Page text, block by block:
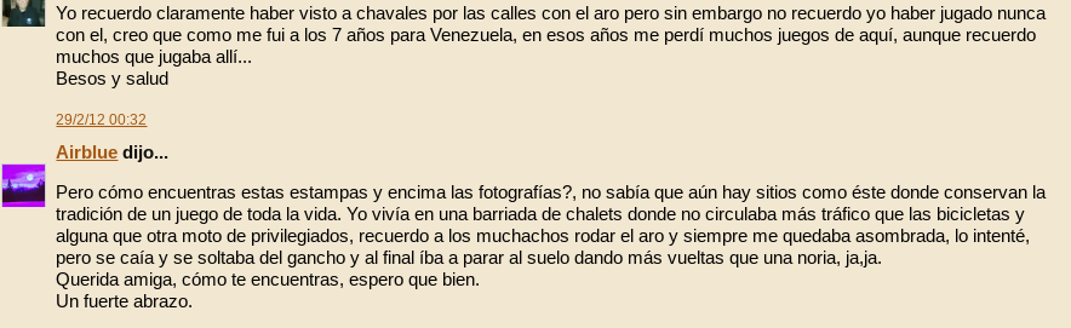
Yo recuerdo claramente haber visto a chavales por las calles con el aro pero sin embargo no recuerdo yo haber jugado nunca
con el, creo que como me fui a los 7 años para Venezuela, en esos años me perdí muchos juegos de aquí, aunque recuerdo
muchos que jugaba allí...
Besos y salud
29/2/12 00:32
Airblue dijo...
Pero cómo encuentras estas estampas y encima las fotografías?, no sabía que aún hay sitios como éste donde conservan la
tradición de un juego de toda la vida. Yo vivía en una barriada de chalets donde no circulaba más tráfico que las bicicletas y
alguna que otra moto de privilegiados, recuerdo a los muchachos rodar el aro y siempre me quedaba asombrada, lo intenté,
pero se caía y se soltaba del gancho y al final íba a parar al suelo dando más vueltas que una noria, ja,ja.
Querida amiga, cómo te encuentras, espero que bien.
Un fuerte abrazo.